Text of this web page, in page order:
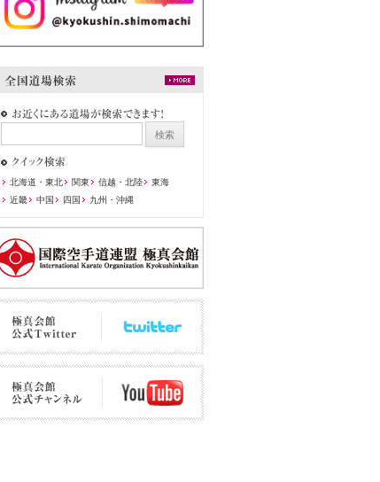
北海道・東北 関東 信越・北陸
東海
近畿
中国 四国 九州・沖縄